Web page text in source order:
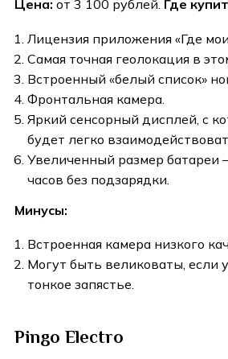
Цена: от 3 100 рублей. Где
Лицензия приложения «Где
Самая точная геолокация в
Встроенный «белый список»
Фронтальная камера.
Яркий сенсорный дисплей, с
будет легко
Увеличенный размер батареи
часов без подзарядки.
Минусы:
Встроенная камера низкого
Могут быть великоваты, если
тонкое запястье.
Pingo Electro